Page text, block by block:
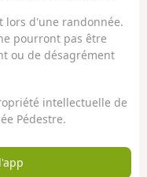
lors d'une randonnée.
pourront pas être
ou de désagrément
intellectuelle de
Pédestre.